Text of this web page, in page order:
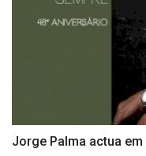
Jorge Palma actua